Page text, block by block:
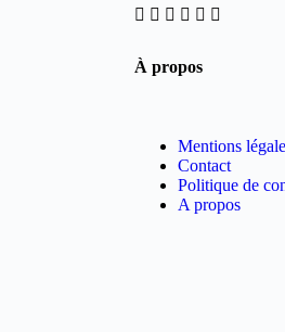
À propos
Mentions
Contact
Politique de
A propos